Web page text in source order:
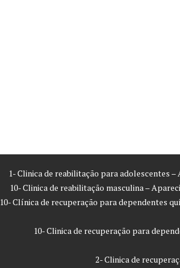
1- Clinica de reabilitação para adolescentes –
10- Clinica de reabilitação masculina –
10- Clínica de recuperação para dependentes
10- Clinica de recuperação para
2- Clinica de